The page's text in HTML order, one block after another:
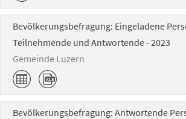
Bevölkerungsbefragung: Eingeladene
Teilnehmende und Antwortende - 2023
Gemeinde Luzern
Bevölkerungsbefragung: Antwortende